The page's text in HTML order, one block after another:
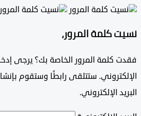
كلمة المرور،
كلمة المرور الخاصة بك؟ يرجى إدخال
ستتلقى رابطًا وستقوم بإنشاء
الإلكتروني.